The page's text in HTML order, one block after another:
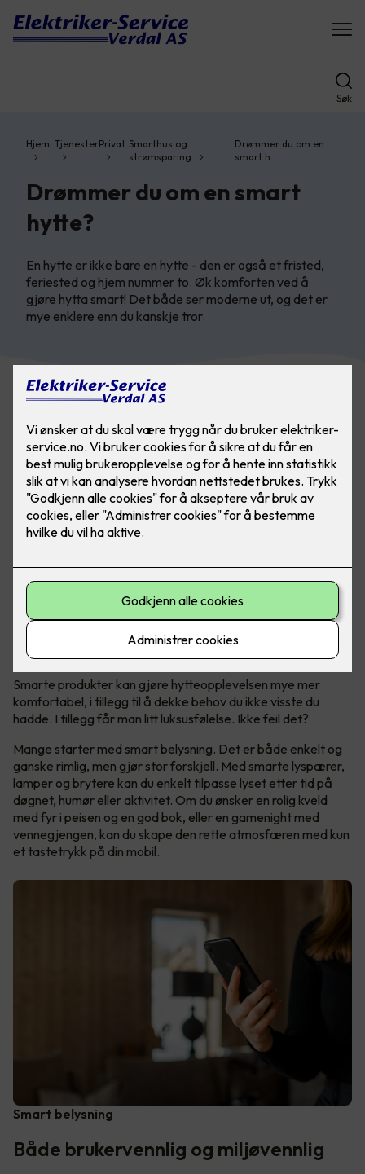
Søk
Hjem TjenesterPrivat Smarthus og
strømsparing
Drømmer du om en
smart h…
Drømmer du om en smart
hytte?
En hytte er ikke bare en hytte - den er også et fristed,
feriested og hjem nummer to. Øk komforten ved å
gjøre hytta smart! Det både ser moderne ut, og det er
mye enklere enn du kanskje tror.
brytere, blir mer og mer vanlig i norske hytter. Det øker
både komforten og brukervennligheten på hytta.
Behovstilpasset belysning
Smarte produkter kan gjøre hytteopplevelsen mye mer
komfortabel, i tillegg til å dekke behov du ikke visste du
hadde. I tillegg får man litt luksusfølelse. Ikke feil det?
Mange starter med smart belysning. Det er både enkelt og
ganske rimlig, men gjør stor forskjell. Med smarte lyspærer,
lamper og brytere kan du enkelt tilpasse lyset etter tid på
døgnet, humør eller aktivitet. Om du ønsker en rolig kveld
med fyr i peisen og en god bok, eller en gamenight med
vennegjengen, kan du skape den rette atmosfæren med kun
et tastetrykk på din mobil.
Smart belysning
Både brukervennlig og miljøvennlig